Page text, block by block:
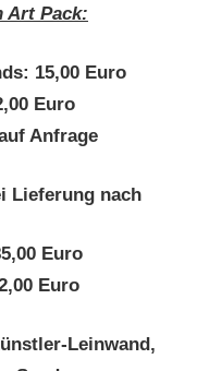
Art Pack:
15,00 Euro
Euro
Anfrage
Lieferung nach
Euro
Euro
Leinwand,